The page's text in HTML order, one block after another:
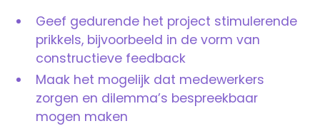
Geef gedurende het project stimulerende
prikkels, bijvoorbeeld in de vorm van
constructieve feedback
Maak het mogelijk dat medewerkers
zorgen en dilemma’s bespreekbaar
mogen maken